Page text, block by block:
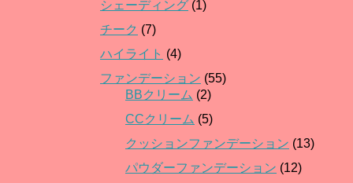
シェーディング (1)
チーク (7)
ハイライト (4)
ファンデーション (55)
BBクリーム (2)
CCクリーム (5)
クッションファンデーション (13)
パウダーファンデーション (12)